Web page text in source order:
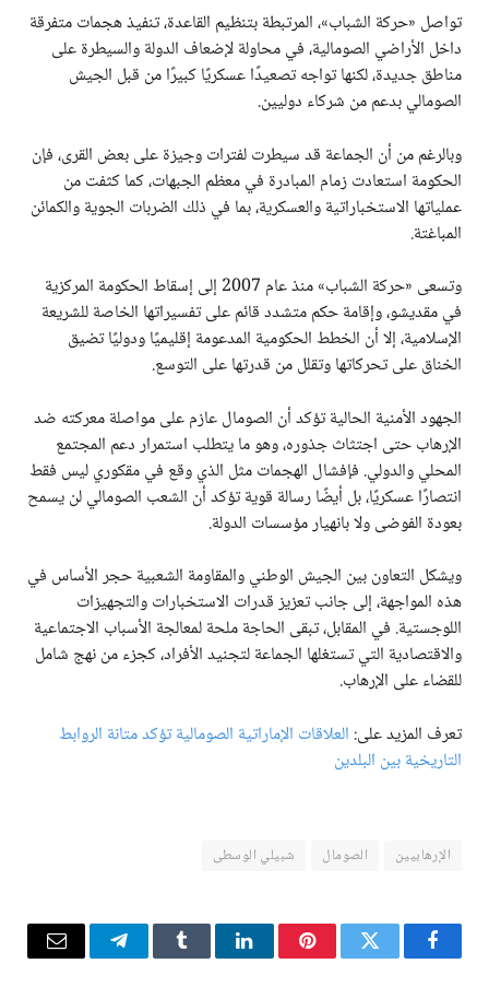
تواصل «حركة الشباب»، المرتبطة بتنظيم القاعدة، تنفيذ هجمات متفرقة
داخل الأراضي الصومالية، في محاولة لإضعاف الدولة والسيطرة على
مناطق جديدة، لكنها تواجه تصعيدًا عسكريًا كبيرًا من قبل الجيش
الصومالي بدعم من شركاء دوليين.
وبالرغم من أن الجماعة قد سيطرت لفترات وجيزة على بعض القرى، فإن
الحكومة استعادت زمام المبادرة في معظم الجبهات، كما كثفت من
عملياتها الاستخباراتية والعسكرية، بما في ذلك الضربات الجوية والكمائن
المباغتة.
وتسعى «حركة الشباب» منذ عام 2007 إلى إسقاط الحكومة المركزية
في مقديشو، وإقامة حكم متشدد قائم على تفسيراتها الخاصة للشريعة
الإسلامية، إلا أن الخطط الحكومية المدعومة إقليميًا ودوليًا تضيق
الخناق على تحركاتها وتقلل من قدرتها على التوسع.
الجهود الأمنية الحالية تؤكد أن الصومال عازم على مواصلة معركته ضد
الإرهاب حتى اجتثاث جذوره، وهو ما يتطلب استمرار دعم المجتمع
المحلي والدولي. فإفشال الهجمات مثل الذي وقع في مقكوري ليس فقط
انتصارًا عسكريًا، بل أيضًا رسالة قوية تؤكد أن الشعب الصومالي لن يسمح
بعودة الفوضى ولا بانهيار مؤسسات الدولة.
ويشكل التعاون بين الجيش الوطني والمقاومة الشعبية حجر الأساس في
هذه المواجهة، إلى جانب تعزيز قدرات الاستخبارات والتجهيزات
اللوجستية. في المقابل، تبقى الحاجة ملحة لمعالجة الأسباب الاجتماعية
والاقتصادية التي تستغلها الجماعة لتجنيد الأفراد، كجزء من نهج شامل
للقضاء على الإرهاب.
تعرف المزيد على: العلاقات الإماراتية الصومالية تؤكد متانة الروابط
التاريخية بين البلدين
الإرهابيين الصومال شبيلي الوسطى
فيسبوكتويتر بينتيريستلينكدإن Tumblr تيلقرام البريد